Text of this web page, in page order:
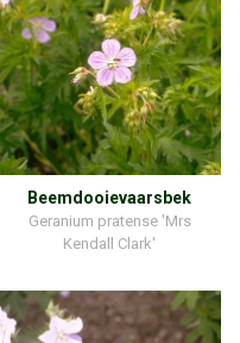
Beemdooievaarsbek
Geranium pratense 'Mrs
Kendall Clark'